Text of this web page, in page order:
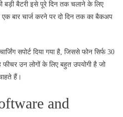
बड़ी बैटरी इसे पूरे दिन तक चलाने के लिए
एक बार चार्ज करने पर दो दिन तक का बैकअप
सपोर्ट दिया गया है, जिससे फोन सिर्फ 30
उन लोगों के लिए बहुत उपयोगी है जो
हैं।
and